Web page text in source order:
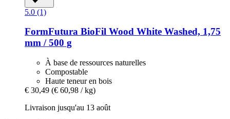
5.0 (1)
FormFutura BioFil Wood White Washed, 1,75
mm / 500 g
À base de ressources naturelles
Compostable
Haute teneur en bois
€ 30,49 (€ 60,98 / kg)
Livraison jusqu'au 13 août